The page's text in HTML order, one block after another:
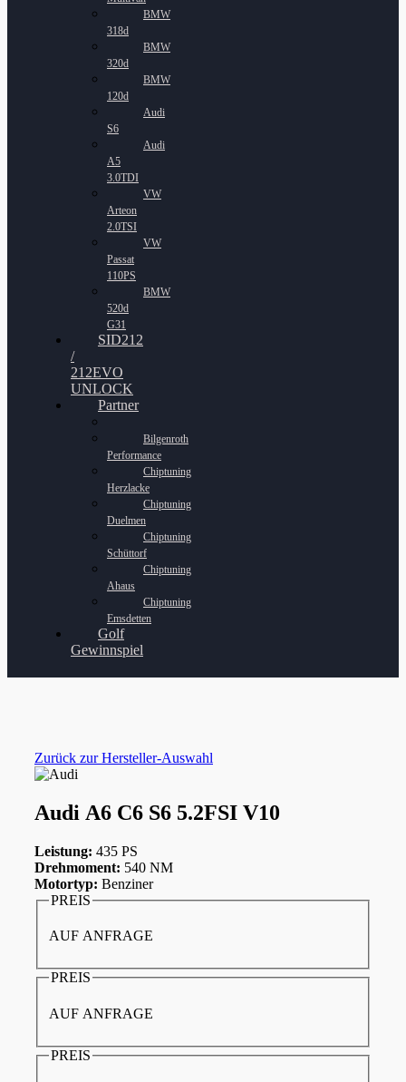
BMW
318d
BMW
320d
BMW
120d
Audi
S6
Audi
A5
3.0TDI
VW
Arteon
2.0TSI
VW
Passat
110PS
BMW
520d
G31
SID212
/
212EVO
UNLOCK
Partner
Bilgenroth
Performance
Chiptuning
Herzlacke
Chiptuning
Duelmen
Chiptuning
Schüttorf
Chiptuning
Ahaus
Chiptuning
Emsdetten
Golf
Gewinnspiel
Zurück zur Hersteller-Auswahl
Audi A6 C6 S6 5.2FSI V10
Leistung: 435 PS
Drehmoment: 540 NM
Motortyp: Benziner
PREIS
AUF ANFRAGE
PREIS
AUF ANFRAGE
PREIS